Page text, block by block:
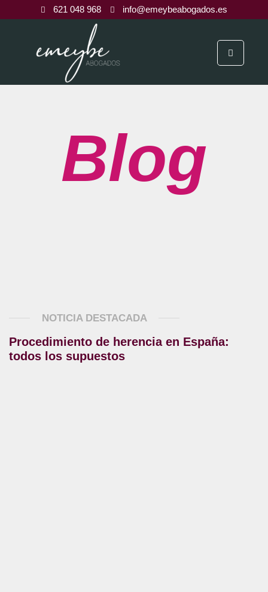
621 048 968 info@emeybeabogados.es
Blog
NOTICIA DESTACADA
Procedimiento de herencia en España:
todos los supuestos